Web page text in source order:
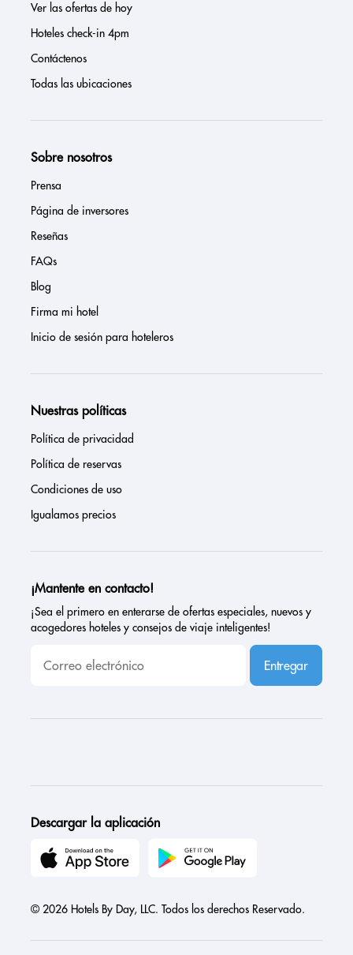
Ver las ofertas de hoy
Hoteles check-in 4pm
Contáctenos
Todas las ubicaciones
Sobre nosotros
Prensa
Página de inversores
Reseñas
FAQs
Blog
Firma mi hotel
Inicio de sesión para hoteleros
Nuestras políticas
Política de privacidad
Política de reservas
Condiciones de uso
Igualamos precios
¡Mantente en contacto!
¡Sea el primero en enterarse de ofertas especiales, nuevos y
acogedores hoteles y consejos de viaje inteligentes!
Entregar
Descargar la aplicación
© 2026 Hotels By Day, LLC. Todos los derechos Reservado.